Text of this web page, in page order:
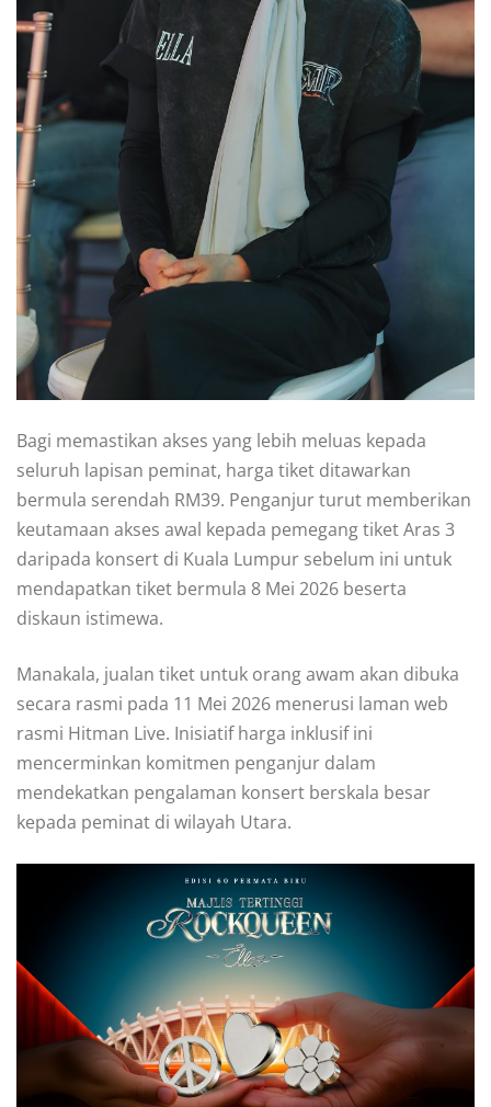
Bagi memastikan akses yang lebih meluas kepada
seluruh lapisan peminat, harga tiket ditawarkan
bermula serendah RM39. Penganjur turut memberikan
keutamaan akses awal kepada pemegang tiket Aras 3
daripada konsert di Kuala Lumpur sebelum ini untuk
mendapatkan tiket bermula 8 Mei 2026 beserta
diskaun istimewa.
Manakala, jualan tiket untuk orang awam akan dibuka
secara rasmi pada 11 Mei 2026 menerusi laman web
rasmi Hitman Live. Inisiatif harga inklusif ini
mencerminkan komitmen penganjur dalam
mendekatkan pengalaman konsert berskala besar
kepada peminat di wilayah Utara.